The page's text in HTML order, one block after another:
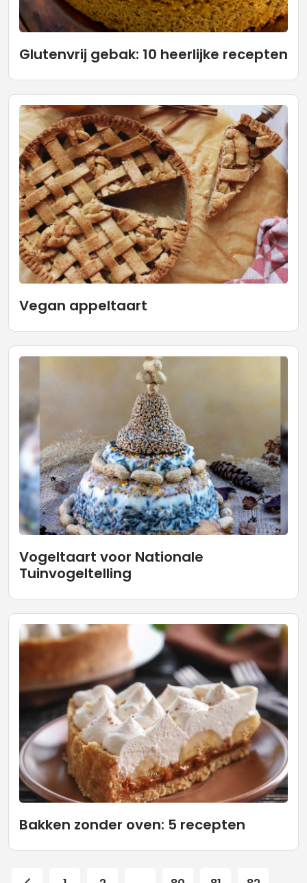
Glutenvrij gebak: 10 heerlijke recepten
Vegan appeltaart
Vogeltaart voor Nationale
Tuinvogeltelling
Bakken zonder oven: 5 recepten